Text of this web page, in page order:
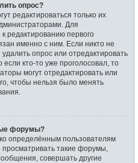
опрос?
редактироваться только их
Для
редактированию первого
именно с ним. Если никто не
опрос или отредактировать
кто-то уже проголосовал, то
могут отредактировать или
чтобы нельзя было менять
форумы?
определённым пользователям
такие форумы,
совершать другие